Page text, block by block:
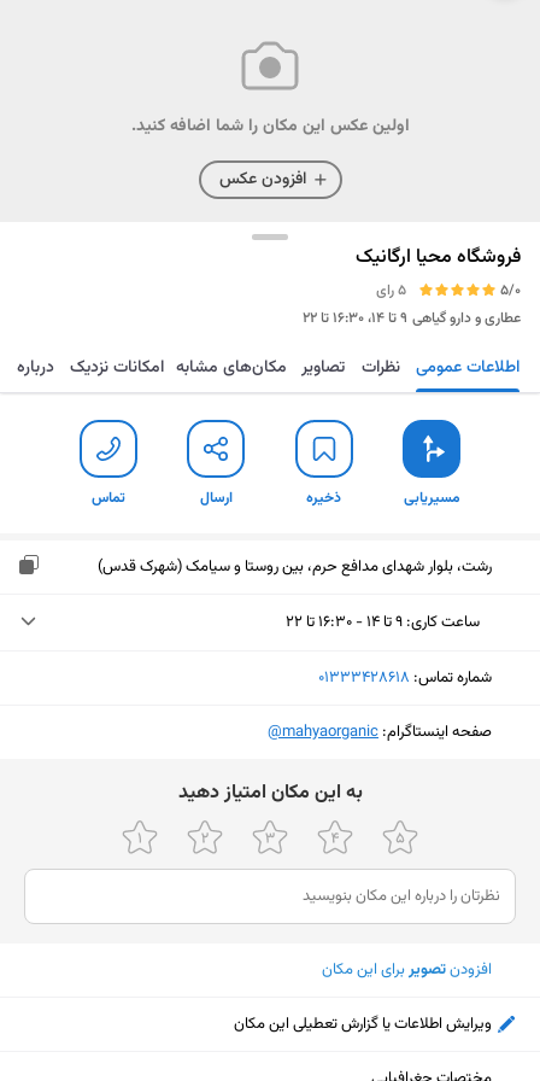
اولین عکس این مکان را شما اضافه کنید.
افزودن عکس
فروشگاه محیا ارگانیک
5/0
5 رای
عطاری و دارو گیاهی ۹ تا ۱۴، ۱۶:۳۰ تا ۲۲
مسیریابی ذخیره ارسال تماس اطلاعات عمومی نظرات تصاویر مکان‌های مشابه امکانات نزدیک درباره
مسیریابی ذخیره ارسال تماس
رشت، بلوار شهدای مدافع حرم، بین روستا و سیامک (شهرک قدس)
ساعت کاری: ۹ تا ۱۴ - ۱۶:۳۰ تا ۲۲
یکشنبه (امروز)
پنجشنبه
۹ تا ۱۴ - ۱۶:۳۰ تا ۲۲
جمعه
۱۶:۳۰ تا ۲۲
شنبه
شماره تماس: ‎01333428618
صفحه اینستاگرام: ‎@mahyaorganic
ﺑﻪ اﯾﻦ ﻣﮑﺎن اﻣﺘﯿﺎز دﻫﯿﺪ
افزودنتصویربرای این مکان
ویرایش اطلاعات یا گزارش تعطیلی این مکان